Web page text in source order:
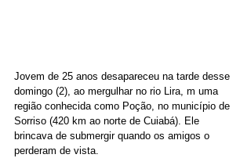
Jovem de 25 anos desapareceu na tarde desse
domingo (2), ao mergulhar no rio Lira, m uma
região conhecida como Poção, no município de
Sorriso (420 km ao norte de Cuiabá). Ele
brincava de submergir quando os amigos o
perderam de vista.